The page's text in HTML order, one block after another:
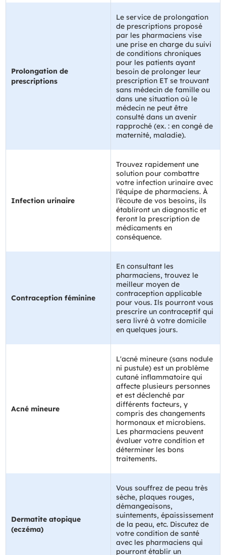
Prolongation de
prescriptions
Le service de prolongation
de prescriptions proposé
par les pharmaciens vise
une prise en charge du suivi
de conditions chroniques
pour les patients ayant
besoin de prolonger leur
prescription ET se trouvant
sans médecin de famille ou
dans une situation où le
médecin ne peut être
consulté dans un avenir
rapproché (ex. : en congé de
maternité, maladie).
Infection urinaire
Trouvez rapidement une
solution pour combattre
votre infection urinaire avec
l’équipe de pharmaciens. À
l’écoute de vos besoins, ils
établiront un diagnostic et
feront la prescription de
médicaments en
conséquence.
Contraception féminine
En consultant les
pharmaciens, trouvez le
meilleur moyen de
contraception applicable
pour vous. Ils pourront vous
prescrire un contraceptif qui
sera livré à votre domicile
en quelques jours.
Acné mineure
L'acné mineure (sans nodule
ni pustule) est un problème
cutané inflammatoire qui
affecte plusieurs personnes
et est déclenché par
différents facteurs, y
compris des changements
hormonaux et microbiens.
Les pharmaciens peuvent
évaluer votre condition et
déterminer les bons
traitements.
Dermatite atopique
(eczéma)
Vous souffrez de peau très
sèche, plaques rouges,
démangeaisons,
suintements, épaississement
de la peau, etc. Discutez de
votre condition de santé
avec les pharmaciens qui
pourront établir un